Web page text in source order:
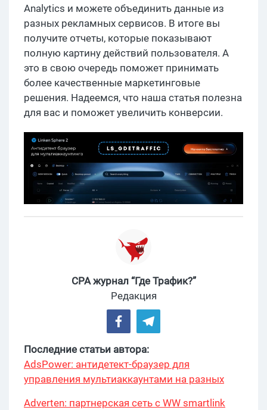
Analytics и можете объединить данные из
разных рекламных сервисов. В итоге вы
получите отчеты, которые показывают
полную картину действий пользователя. А
это в свою очередь поможет принимать
более качественные маркетинговые
решения. Надеемся, что наша статья полезна
для вас и поможет увеличить конверсии.
CPA журнал “Где Трафик?”
Редакция
Последние статьи автора:
AdsPower: антидетект-браузер для
управления мультиаккаунтами на разных
Adverten: партнерская сеть с WW smartlink